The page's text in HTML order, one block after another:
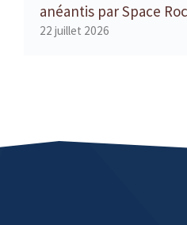
anéantis par Space
22 juillet 2026